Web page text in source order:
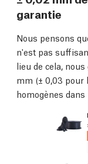
garantie
Nous pensons
n'est pas
lieu de cela,
mm (± 0,03 pour
homogènes